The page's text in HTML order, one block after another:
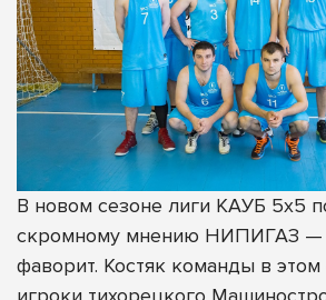
В новом сезоне лиги КАУБ 5х5
скромному мнению НИПИГАЗ —
фаворит. Костяк команды в